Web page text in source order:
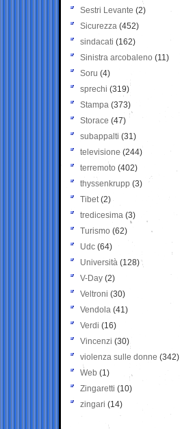
Sestri Levante (2)
Sicurezza (452)
sindacati (162)
Sinistra arcobaleno (11)
Soru (4)
sprechi (319)
Stampa (373)
Storace (47)
subappalti (31)
televisione(244)
terremoto (402)
thyssenkrupp (3)
Tibet(2)
tredicesima (3)
Turismo (62)
Udc (64)
Università (128)
V-Day (2)
Veltroni (30)
Vendola (41)
Verdi (16)
Vincenzi (30)
violenza sulle donne (342)
Web (1)
Zingaretti (10)
zingari (14)